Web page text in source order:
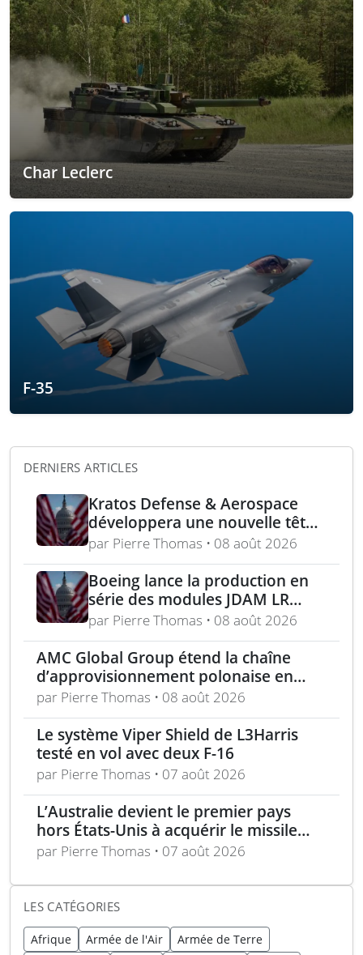
Char Leclerc
F-35
DERNIERS ARTICLES
Kratos Defense & Aerospace
développera une nouvelle tête
chercheuse pour les missiles
FGM-148 Javelin
par Pierre Thomas • 08 août 2026
Boeing lance la production en
série des modules JDAM LR
pour frappes de précision
longue portée
par Pierre Thomas • 08 août 2026
AMC Global Group étend la chaîne
d’approvisionnement polonaise en
munitions de 155 mm
par Pierre Thomas • 08 août 2026
Le système Viper Shield de L3Harris
testé en vol avec deux F-16
par Pierre Thomas • 07 août 2026
L’Australie devient le premier pays
hors États-Unis à acquérir le missile
AIM-260 JATM
par Pierre Thomas • 07 août 2026
LES CATÉGORIES
Afrique Armée de l'Air
Armée de Terre